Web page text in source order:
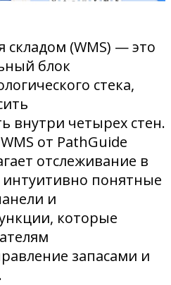
складом (WMS) — это
блок
стека,
внутри четырех стен.
от PathGuide
отслеживание в
понятные
и
которые
запасами и